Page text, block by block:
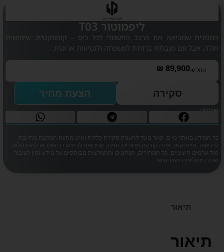
ליפמוטור T03
המכונית שמביאה את הרכב החשמלי לכל כיס – קומפקטית, שימושית
וזולה, אבל עם מגבלות ברורות למשפחה ולנסיעות ארוכות.
החל מ- ₪ 89,900
סקירה הצעת מחיר
שתפו:
כל המידע באתר טיים-קאר נועד להעניק סקירה כללית ואינו מהווה המלצה מחייבת
לרכישה. טיים-קאר אינה קובעת מחירים, ואינה אחראית לביצוע רכישות או להתנהלות
מול גורמים חיצוניים. כל המחירים, הנתונים וההמלצות מבוססים על מידע זמין לציבור
ואינם מחליפים ייעוץ אישי.
תיאור
תיאור